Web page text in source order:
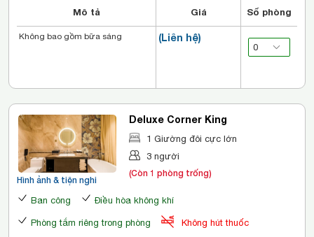
Mô tả Giá Số phòng
(Liên hệ)
Không bao gồm bữa sáng
Hình ảnh & tiện nghi
Deluxe Corner King
1 Giường đôi cực lớn
3 người
(Còn 1 phòng trống)
Ban công Điều hòa không khí
Phòng tắm riêng trong phòng
Không hút thuốc